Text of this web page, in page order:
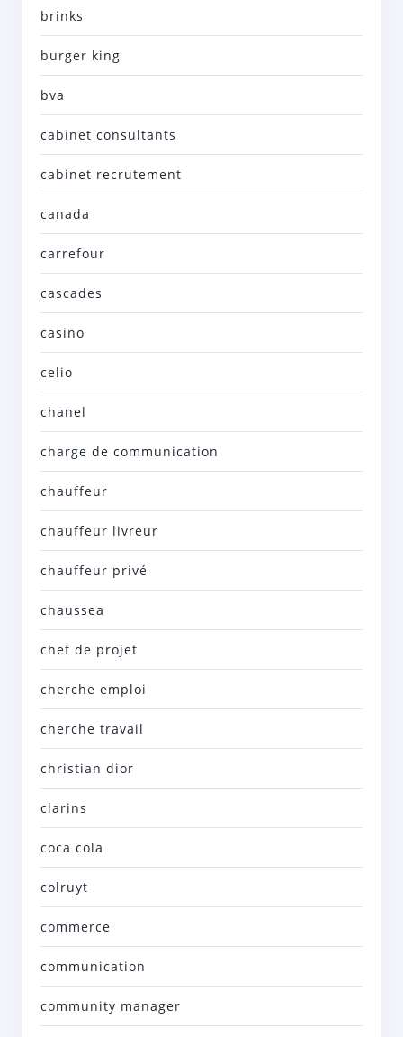
brinks
burger king
bva
cabinet consultants
cabinet recrutement
canada
carrefour
cascades
casino
celio
chanel
charge de communication
chauffeur
chauffeur livreur
chauffeur privé
chaussea
chef de projet
cherche emploi
cherche travail
christian dior
clarins
coca cola
colruyt
commerce
communication
community manager